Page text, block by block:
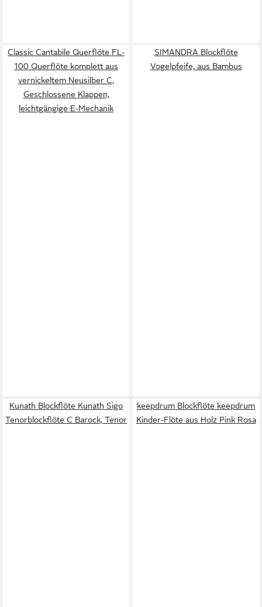
Classic Cantabile Querflöte FL-
100 Querflöte komplett aus
vernickeltem Neusilber C,
Geschlossene Klappen,
leichtgängige E-Mechanik
SIMANDRA Blockflöte
Vogelpfeife, aus Bambus
Kunath Blockflöte Kunath Sigo
Tenorblockflöte C Barock, Tenor
keepdrum Blockflöte keepdrum
Kinder-Flöte aus Holz Pink Rosa